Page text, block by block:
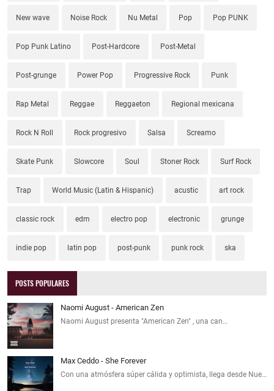
New wave Noise Rock Nu Metal Pop Pop PUNK
Pop Punk Latino Post-Hardcore Post-Metal
Post-grunge Power Pop Progressive Rock Punk
Rap Metal Reggae Reggaeton Regional mexicana
Rock N Roll Rock progresivo Salsa Screamo
Skate Punk Slowcore Soul Stoner Rock Surf Rock
Trap World Music (Latin & Hispanic) acustic art rock
classic rock edm electro pop electronic grunge
indie pop latin pop post-punk punk rock ska
POSTS POPULARES
Naomi August - American Zen
Naomi August presenta "American Zen" , una can…
Max Ceddo - She Forever
Con una atmósfera súper cálida y optimista, llega desde Nue…